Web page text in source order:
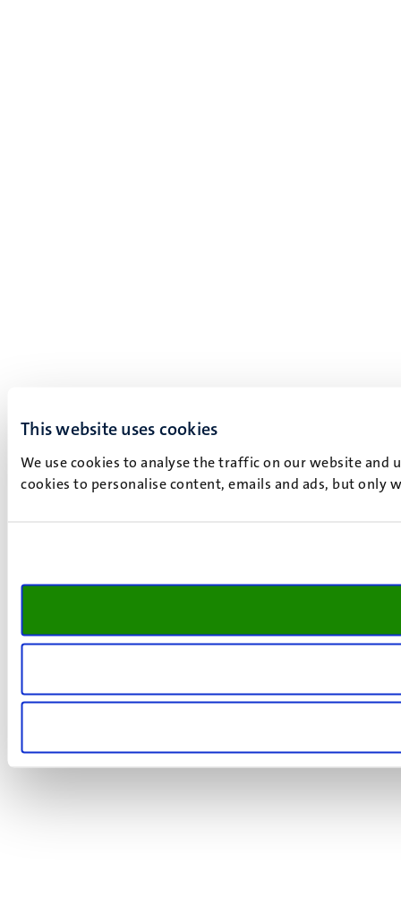
This website uses cookies
We use cookies to analyse the traffic on our website and
cookies to personalise content, emails and ads, but only